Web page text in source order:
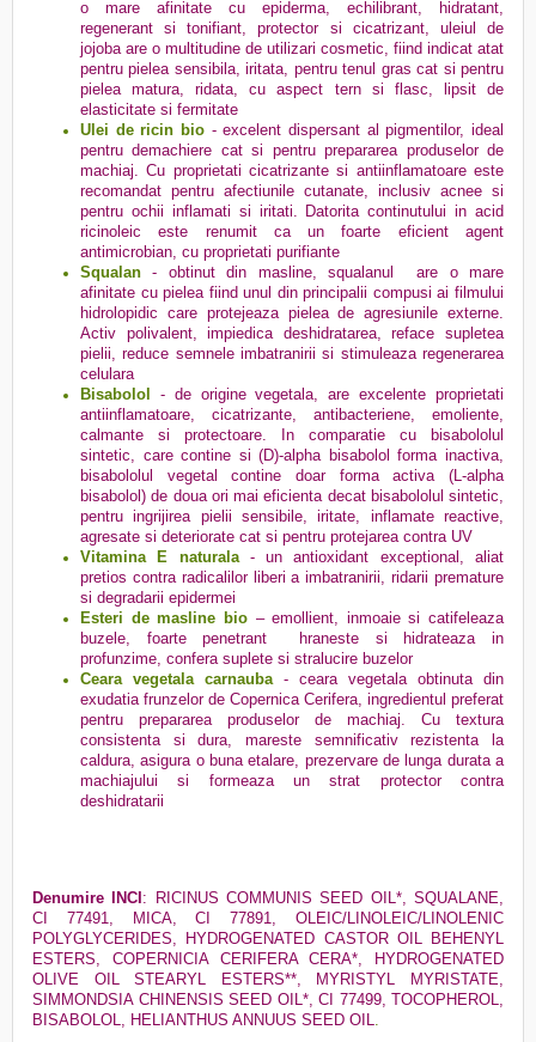
o mare afinitate cu epiderma, echilibrant, hidratant,
regenerant si tonifiant, protector si cicatrizant, uleiul de
jojoba are o multitudine de utilizari cosmetic, fiind indicat atat
pentru pielea sensibila, iritata, pentru tenul gras cat si pentru
pielea matura, ridata, cu aspect tern si flasc, lipsit de
elasticitate si fermitate
Ulei de ricin bio - excelent dispersant al pigmentilor, ideal
pentru demachiere cat si pentru prepararea produselor de
machiaj. Cu proprietati cicatrizante si antiinflamatoare este
recomandat pentru afectiunile cutanate, inclusiv acnee si
pentru ochii inflamati si iritati. Datorita continutului in acid
ricinoleic este renumit ca un foarte eficient agent
antimicrobian, cu proprietati purifiante
Squalan- obtinut din masline, squalanul are o mare
afinitate cu pielea fiind unul din principalii compusi ai filmului
hidrolopidic care protejeaza pielea de agresiunile externe.
Activ polivalent, impiedica deshidratarea, reface supletea
pielii, reduce semnele imbatranirii si stimuleaza regenerarea
celulara
Bisabolol - de origine vegetala, are excelente proprietati
antiinflamatoare, cicatrizante, antibacteriene, emoliente,
calmante si protectoare. In comparatie cu bisabololul
sintetic, care contine si (D)-alpha bisabolol forma inactiva,
bisabololul vegetal contine doar forma activa (L-alpha
bisabolol) de doua ori mai eficienta decat bisabololul sintetic,
pentru ingrijirea pielii sensibile, iritate, inflamate reactive,
agresate si deteriorate cat si pentru protejarea contra UV
Vitamina E naturala - un antioxidant exceptional, aliat
pretios contra radicalilor liberi a imbatranirii, ridarii premature
si degradarii epidermei
Esteri de masline bio– emollient, inmoaie si catifeleaza
buzele, foarte penetrant hraneste si hidrateaza in
profunzime, confera suplete si stralucire buzelor
Ceara vegetala carnauba - ceara vegetala obtinuta din
exudatia frunzelor de Copernica Cerifera, ingredientul preferat
pentru prepararea produselor de machiaj. Cu textura
consistenta si dura, mareste semnificativ rezistenta la
caldura, asigura o buna etalare, prezervare de lunga durata a
machiajului si formeaza un strat protector contra
deshidratarii
Denumire INCI :
RICINUS COMMUNIS SEED OIL*, SQUALANE,
CI 77491, MICA, CI 77891, OLEIC/LINOLEIC/LINOLENIC
POLYGLYCERIDES, HYDROGENATED CASTOR OIL BEHENYL
ESTERS, COPERNICIA CERIFERA CERA*, HYDROGENATED
OLIVE OIL STEARYL ESTERS**, MYRISTYL MYRISTATE,
SIMMONDSIA CHINENSIS SEED OIL*, CI 77499, TOCOPHEROL,
BISABOLOL, HELIANTHUS ANNUUS SEED OIL.